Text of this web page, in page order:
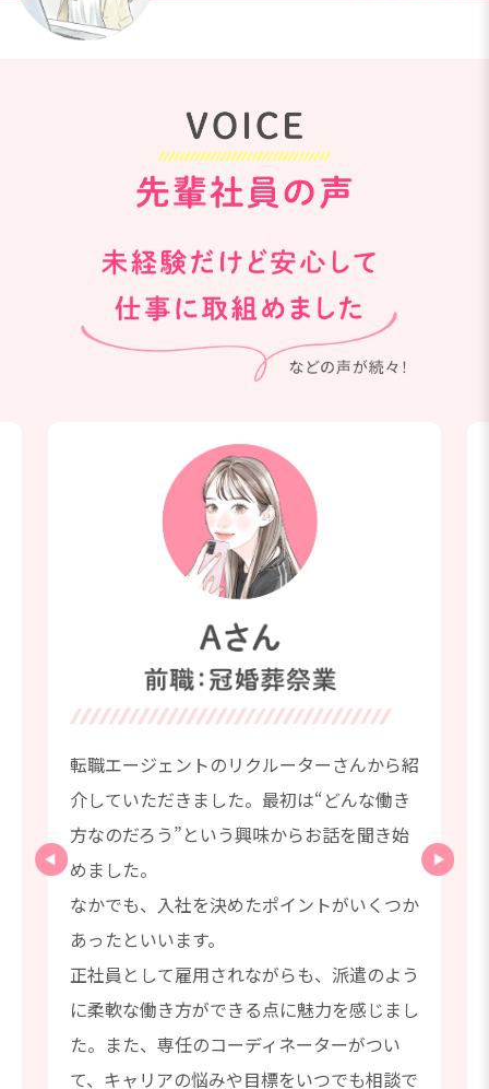
転職エージェントのリクルーターさんから紹
介していただきました。最初は“どんな働き
方なのだろう”という興味からお話を聞き始
めました。
なかでも、入社を決めたポイントがいくつか
あったといいます。
正社員として雇用されながらも、派遣のよう
に柔軟な働き方ができる点に魅力を感じまし
た。また、専任のコーディネーターがつい
て、キャリアの悩みや目標をいつでも相談で